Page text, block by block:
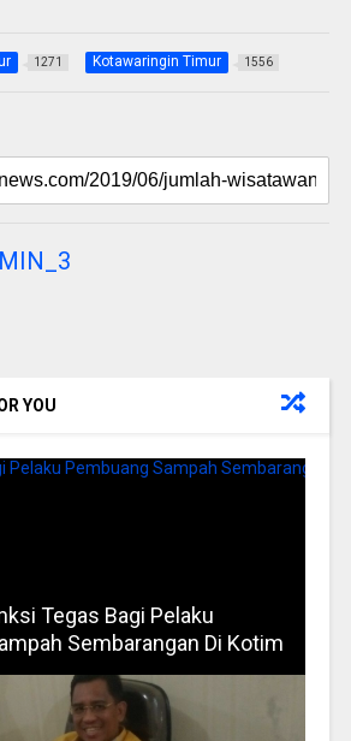
1271 Kotawaringin Timur 1556
YOU
Tegas Bagi Pelaku
Sembarangan Di Kotim